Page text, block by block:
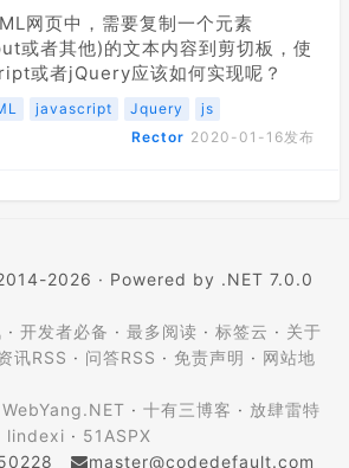
网页中，需要复制一个元素
或者其他)的文本内容到剪切板，使
或者jQuery应该如何实现呢？
javascript Jquery
js
Rector 2020-01-16发布
2026 · Powered by .NET 7.0.0
· 开发者必备 · 最多阅读 · 标签云 · 关于
讯RSS · 问答RSS · 免责声明 · 网站地
WebYang.NET · 十有三博客 · 放肆雷特
lindexi · 51ASPX
master@codedefault.com